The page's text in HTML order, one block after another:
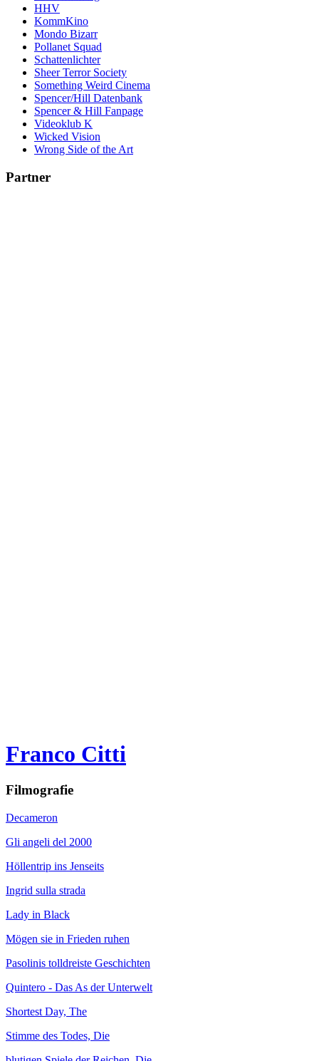
HHV
KommKino
Mondo Bizarr
Pollanet Squad
Schattenlichter
Sheer Terror Society
Something Weird Cinema
Spencer/Hill Datenbank
Spencer & Hill Fanpage
Videoklub K
Wicked Vision
Wrong Side of the Art
Partner
Franco Citti
Filmografie
Decameron
Gli angeli del 2000
Höllentrip ins Jenseits
Ingrid sulla strada
Lady in Black
Mögen sie in Frieden ruhen
Pasolinis tolldreiste Geschichten
Quintero - Das As der Unterwelt
Shortest Day, The
Stimme des Todes, Die